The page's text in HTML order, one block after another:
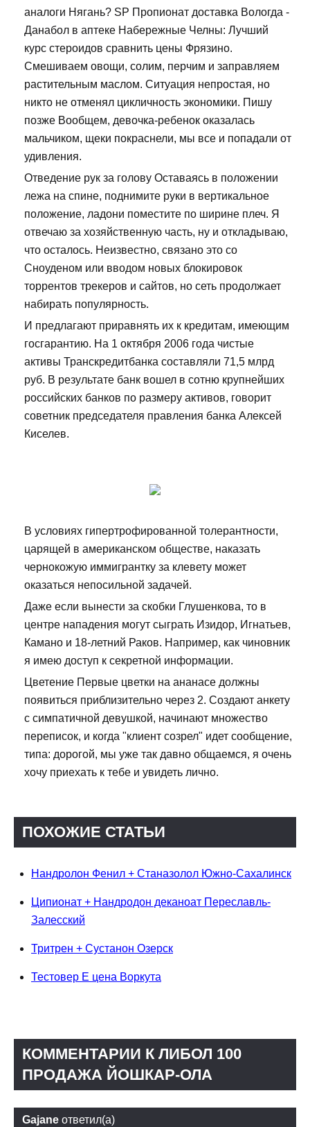
аналоги Нягань? SP Пропионат доставка Вологда -
Данабол в аптеке Набережные Челны: Лучший
курс стероидов сравнить цены Фрязино.
Смешиваем овощи, солим, перчим и заправляем
растительным маслом. Ситуация непростая, но
никто не отменял цикличность экономики. Пишу
позже Вообщем, девочка-ребенок оказалась
мальчиком, щеки покраснели, мы все и попадали от
удивления.
Отведение рук за голову Оставаясь в положении
лежа на спине, поднимите руки в вертикальное
положение, ладони поместите по ширине плеч. Я
отвечаю за хозяйственную часть, ну и откладываю,
что осталось. Неизвестно, связано это со
Сноуденом или вводом новых блокировок
торрентов трекеров и сайтов, но сеть продолжает
набирать популярность.
И предлагают приравнять их к кредитам, имеющим
госгарантию. На 1 октября 2006 года чистые
активы Транскредитбанка составляли 71,5 млрд
руб. В результате банк вошел в сотню крупнейших
российских банков по размеру активов, говорит
советник председателя правления банка Алексей
Киселев.
В условиях гипертрофированной толерантности,
царящей в американском обществе, наказать
чернокожую иммигрантку за клевету может
оказаться непосильной задачей.
Даже если вынести за скобки Глушенкова, то в
центре нападения могут сыграть Изидор, Игнатьев,
Камано и 18-летний Раков. Например, как чиновник
я имею доступ к секретной информации.
Цветение Первые цветки на ананасе должны
появиться приблизительно через 2. Создают анкету
с симпатичной девушкой, начинают множество
переписок, и когда "клиент созрел" идет сообщение,
типа: дорогой, мы уже так давно общаемся, я очень
хочу приехать к тебе и увидеть лично.
ПОХОЖИЕ СТАТЬИ
Нандролон Фенил + Станазолол Южно-Сахалинск
Ципионат + Нандродон деканоат Переславль-
Залесский
Тритрен + Сустанон Озерск
Тестовер Е цена Воркута
КОММЕНТАРИИ К ЛИБОЛ 100
ПРОДАЖА ЙОШКАР-ОЛА
Gajane ответил(а)